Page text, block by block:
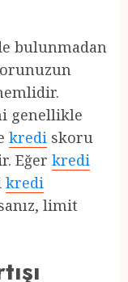
bulunmadan
genellikle
kredi skoru
Eğer kredi
kredi
limit